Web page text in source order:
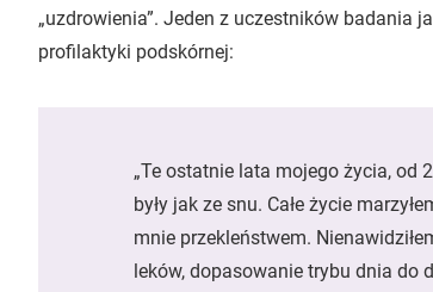
„uzdrowienia”. Jeden z uczestników badania
profilaktyki podskórnej:
„Te ostatnie lata mojego życia, od
były jak ze snu. Całe życie
mnie przekleństwem.
leków, dopasowanie trybu dnia do